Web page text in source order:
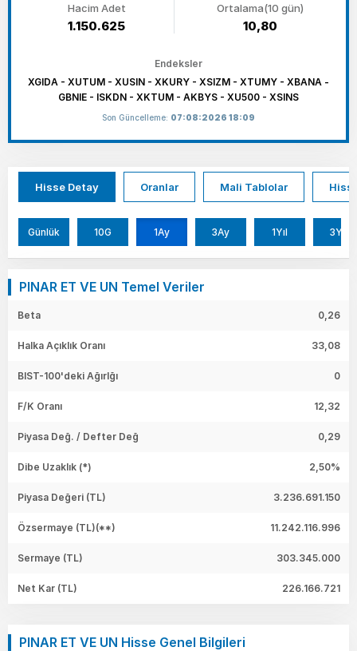
Hacim Adet
1.150.625
Ortalama(10 gün)
10,80
Endeksler
XGIDA - XUTUM - XUSIN - XKURY - XSIZM - XTUMY - XBANA -
GBNIE - ISKDN - XKTUM - AKBYS - XU500 - XSINS
Son Güncelleme: 07:08:2026 18:09
Hisse Detay Oranlar Mali Tablolar
Günlük 10G 1Ay 3Ay 1Yıl 3Yıl
PINAR ET VE UN Temel Veriler
Beta 0,26
Halka Açıklık Oranı 33,08
BIST-100'deki Ağırlğı 0
F/K Oranı 12,32
Piyasa Değ. / Defter Değ 0,29
Dibe Uzaklık (*) 2,50%
Piyasa Değeri (TL) 3.236.691.150
Özsermaye (TL)(**) 11.242.116.996
Sermaye (TL) 303.345.000
Net Kar (TL) 226.166.721
PINAR ET VE UN Hisse Genel Bilgileri